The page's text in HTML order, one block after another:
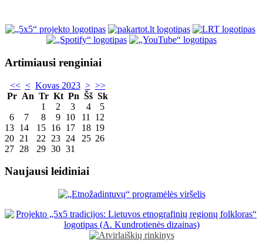
Artimiausi renginiai
<< < Kovas 2023 > >>
Pr An Tr Kt Pn Šš Sk
1
2 3 4
5
6
7 8 9 10 11
12
13 14 15 16 17 18 19
20 21 22 23 24 25 26
27 28 29 30 31
Naujausi leidiniai